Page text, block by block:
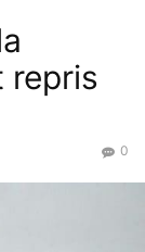
repris
0